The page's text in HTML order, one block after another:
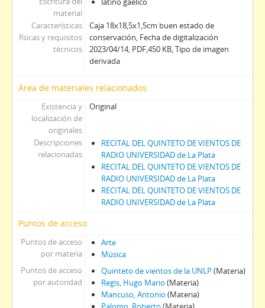
material
Características
físicas y requisitos
técnicos
Caja 18x18,5x1,5cm buen estado de
conservación, Fecha de digitalización
2023/04/14, PDF,450 KB, Tipo de imagen
derivada
Área de materiales relacionados
Existencia y
localización de
originales
Original
Descripciones
relacionadas
RECITAL DEL QUINTETO DE VIENTOS DE
RADIO UNIVERSIDAD de La Plata
RECITAL DEL QUINTETO DE VIENTOS DE
RADIO UNIVERSIDAD de La Plata
RECITAL DEL QUINTETO DE VIENTOS DE
RADIO UNIVERSIDAD de La Plata
Puntos de acceso
Puntos de acceso
por materia
Arte
Música
Puntos de acceso
por autoridad
Quinteto de vientos de la UNLP (Materia)
Regis, Hugo Mario (Materia)
Mancuso, Antonio (Materia)